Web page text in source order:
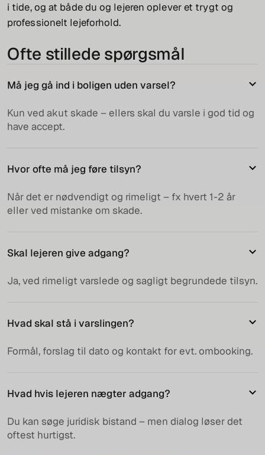
i tide, og at både du og lejeren oplever et trygt og
professionelt lejeforhold.
Ofte stillede spørgsmål
Må jeg gå ind i boligen uden varsel?
Kun ved akut skade – ellers skal du varsle i god tid og
have accept.
Hvor ofte må jeg føre tilsyn?
Når det er nødvendigt og rimeligt – fx hvert 1-2 år
eller ved mistanke om skade.
Skal lejeren give adgang?
Ja, ved rimeligt varslede og sagligt begrundede tilsyn.
Hvad skal stå i varslingen?
Formål, forslag til dato og kontakt for evt. ombooking.
Hvad hvis lejeren nægter adgang?
Du kan søge juridisk bistand – men dialog løser det
oftest hurtigst.